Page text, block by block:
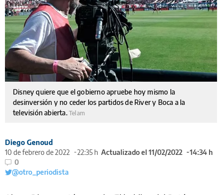
Disney quiere que el gobierno apruebe hoy mismo la
desinversión y no ceder los partidos de River y Boca a la
televisión abierta. Telam
Diego Genoud
10 de febrero de 2022
22:35 h Actualizado el 11/02/2022
14:34 h
0
@otro_periodista